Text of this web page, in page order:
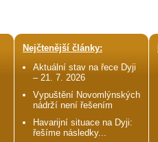
Nejčtenější články:
Aktuální stav na řece Dyji
– 21. 7. 2026
Vypuštění Novomlýnských
nádrží není řešením
Havarijní situace na Dyji:
řešíme následky...